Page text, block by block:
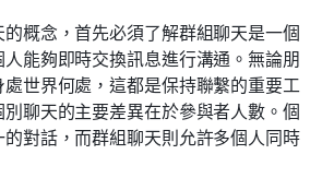
概念，首先必須了解群組聊天是一個
能夠即時交換訊息進行溝通。無論朋
世界何處，這都是保持聯繫的重要工
聊天的主要差異在於參與者人數。個
對話，而群組聊天則允許多個人同時
組聊天功能的技巧